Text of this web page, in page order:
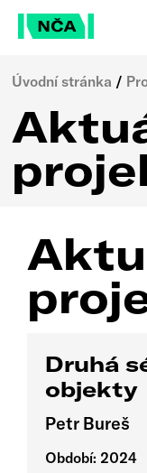
Úvodní stránka /
Druhá
objekty
Petr Bureš
Období: 2024